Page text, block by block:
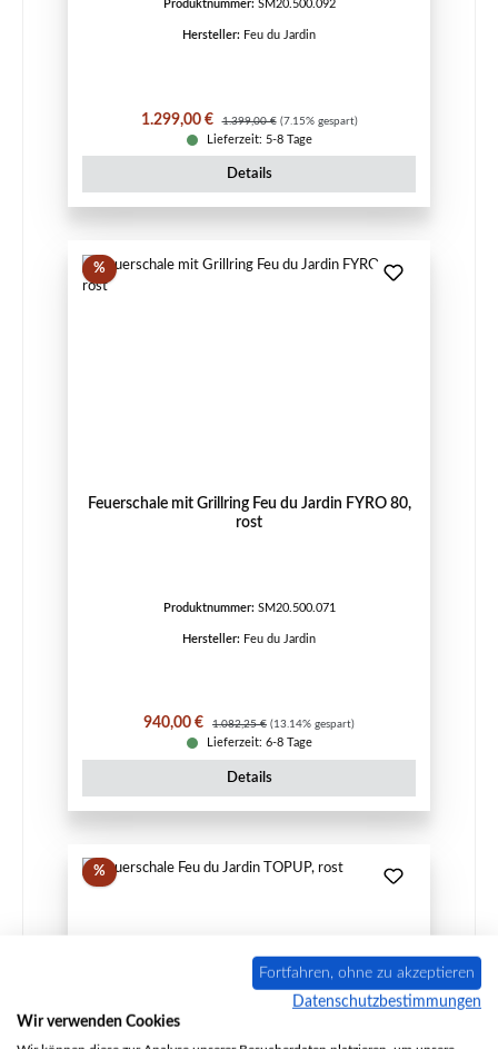
Produktnummer: SM20.500.092
Hersteller: Feu du Jardin
Verkaufspreis:
1.299,00 € Regulärer Preis:
1.399,00 € (7.15% gespart)
Lieferzeit: 5-8 Tage
Details
%Rabatt
Feuerschale mit Grillring Feu du Jardin FYRO 80,
rost
Produktnummer: SM20.500.071
Hersteller: Feu du Jardin
Verkaufspreis:
940,00 € Regulärer Preis:
1.082,25 € (13.14% gespart)
Lieferzeit: 6-8 Tage
Details
%Rabatt
Fortfahren, ohne zu akzeptieren
Datenschutzbestimmungen
Wir verwenden Cookies